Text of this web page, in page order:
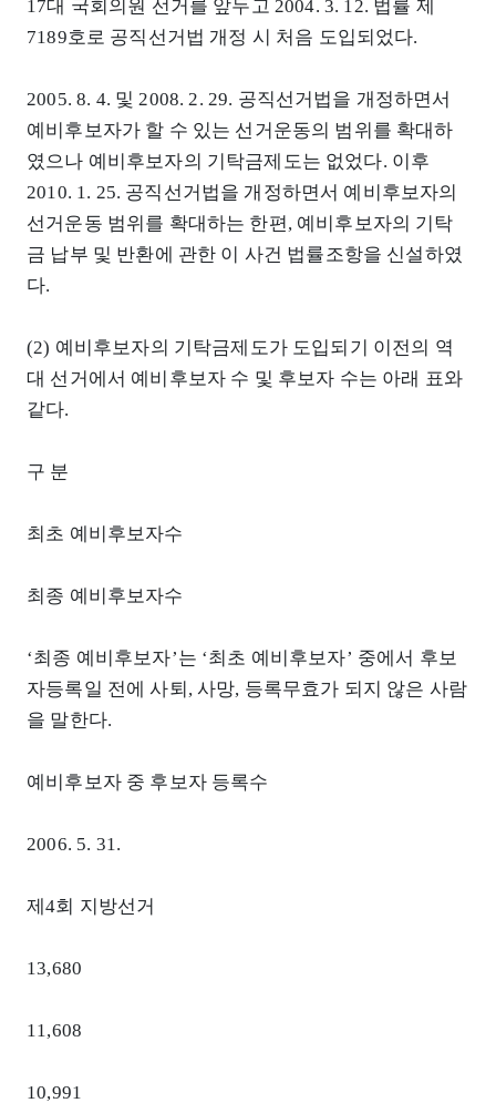
17대 국회의원 선거를 앞두고 2004. 3. 12. 법률 제
7189호로 공직선거법 개정 시 처음 도입되었다.
2005. 8. 4. 및 2008. 2. 29. 공직선거법을 개정하면서
예비후보자가 할 수 있는 선거운동의 범위를 확대하
였으나 예비후보자의 기탁금제도는 없었다. 이후
2010. 1. 25. 공직선거법을 개정하면서 예비후보자의
선거운동 범위를 확대하는 한편, 예비후보자의 기탁
금 납부 및 반환에 관한 이 사건 법률조항을 신설하였
다.
(2) 예비후보자의 기탁금제도가 도입되기 이전의 역
대 선거에서 예비후보자 수 및 후보자 수는 아래 표와
같다.
구 분
최초 예비후보자수
최종 예비후보자수
‘최종 예비후보자’는 ‘최초 예비후보자’ 중에서 후보
자등록일 전에 사퇴, 사망, 등록무효가 되지 않은 사람
을 말한다.
예비후보자 중 후보자 등록수
2006. 5. 31.
제4회 지방선거
13,680
11,608
10,991